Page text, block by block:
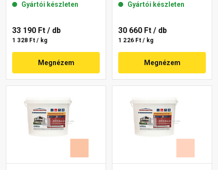
Gyártói készleten
33 190 Ft / db
1 328 Ft / kg
Megnézem
Gyártói készleten
30 660 Ft / db
1 226 Ft / kg
Megnézem